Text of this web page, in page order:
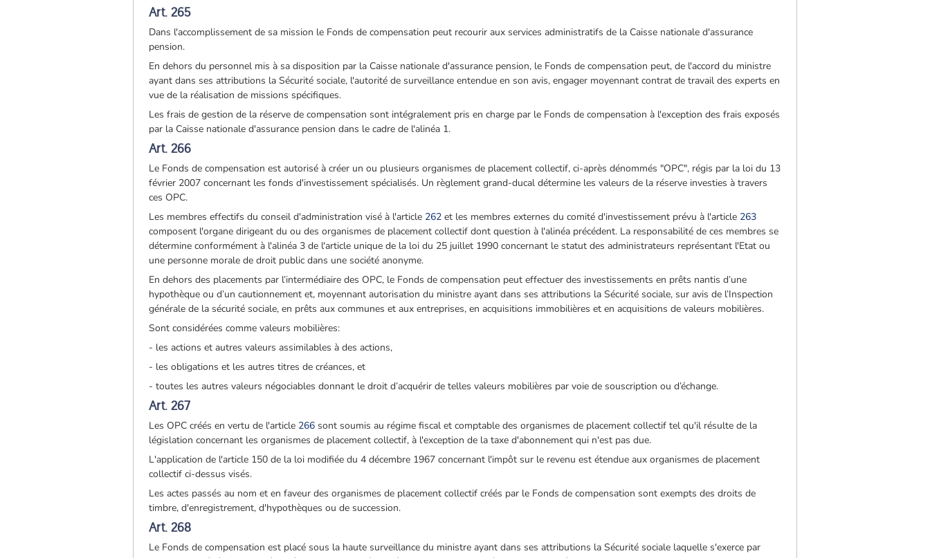
Art. 265
Dans l'accomplissement de sa mission le Fonds de compensation peut recourir aux services administratifs de la Caisse nationale d'assurance
pension.
En dehors du personnel mis à sa disposition par la Caisse nationale d'assurance pension, le Fonds de compensation peut, de l'accord du ministre
ayant dans ses attributions la Sécurité sociale, l'autorité de surveillance entendue en son avis, engager moyennant contrat de travail des experts en
vue de la réalisation de missions spécifiques.
Les frais de gestion de la réserve de compensation sont intégralement pris en charge par le Fonds de compensation à l'exception des frais exposés
par la Caisse nationale d'assurance pension dans le cadre de l'alinéa 1.
Art. 266
Le Fonds de compensation est autorisé à créer un ou plusieurs organismes de placement collectif, ci-après dénommés "OPC", régis par la loi du 13
février 2007 concernant les fonds d'investissement spécialisés. Un règlement grand-ducal détermine les valeurs de la réserve investies à travers
ces OPC.
Les membres effectifs du conseil d'administration visé à l'article 262et les membres externes du comité d'investissement prévu à l'article 263
composent l'organe dirigeant du ou des organismes de placement collectif dont question à l'alinéa précédent. La responsabilité de ces membres se
détermine conformément à l'alinéa 3 de l'article unique de la loi du 25 juillet 1990 concernant le statut des administrateurs représentant l'Etat ou
une personne morale de droit public dans une société anonyme.
En dehors des placements par l’intermédiaire des OPC, le Fonds de compensation peut effectuer des investissements en prêts nantis d’une
hypothèque ou d’un cautionnement et, moyennant autorisation du ministre ayant dans ses attributions la Sécurité sociale, sur avis de l’Inspection
générale de la sécurité sociale, en prêts aux communes et aux entreprises, en acquisitions immobilières et en acquisitions de valeurs mobilières.
Sont considérées comme valeurs mobilières:
- les actions et autres valeurs assimilables à des actions,
- les obligations et les autres titres de créances, et
- toutes les autres valeurs négociables donnant le droit d’acquérir de telles valeurs mobilières par voie de souscription ou d’échange.
Art. 267
Les OPC créés en vertu de l'article 266 sont soumis au régime fiscal et comptable des organismes de placement collectif tel qu'il résulte de la
législation concernant les organismes de placement collectif, à l'exception de la taxe d'abonnement qui n'est pas due.
L'application de l'article 150 de la loi modifiée du 4 décembre 1967 concernant l'impôt sur le revenu est étendue aux organismes de placement
collectif ci-dessus visés.
Les actes passés au nom et en faveur des organismes de placement collectif créés par le Fonds de compensation sont exempts des droits de
timbre, d'enregistrement, d'hypothèques ou de succession.
Art. 268
Le Fonds de compensation est placé sous la haute surveillance du ministre ayant dans ses attributions la Sécurité sociale laquelle s'exerce par